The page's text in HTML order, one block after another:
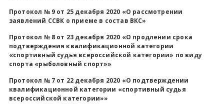
Протокол № 9 от 25 декабря 2020 «О рассмотрении
заявлений ССВК о приеме в состав ВКС»
Протокол № 8 от 23 декабря 2020 «О продлении срока
подтверждения квалификационной категории
«спортивный судья всероссийской категории» по виду
спорта «рыболовный спорт»»
Протокол № 7 от 22 декабря 2020 «О подтверждении
квалификационной категории «спортивный судья
всероссийской категории»»